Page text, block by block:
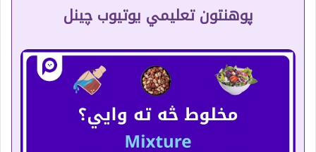
پوهنتون تعلیمي یوتیوب چینل